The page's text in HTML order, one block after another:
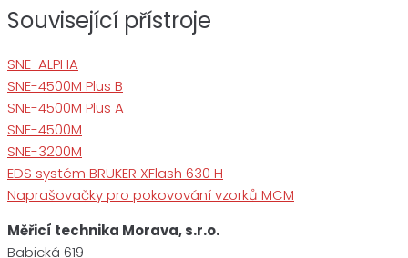
Související přístroje
SNE-ALPHA
SNE-4500M Plus B
SNE-4500M Plus A
SNE-4500M
SNE-3200M
EDS systém BRUKER XFlash 630 H
Naprašovačky pro pokovování vzorků MCM
Měřicí technika Morava, s.r.o.
Babická 619